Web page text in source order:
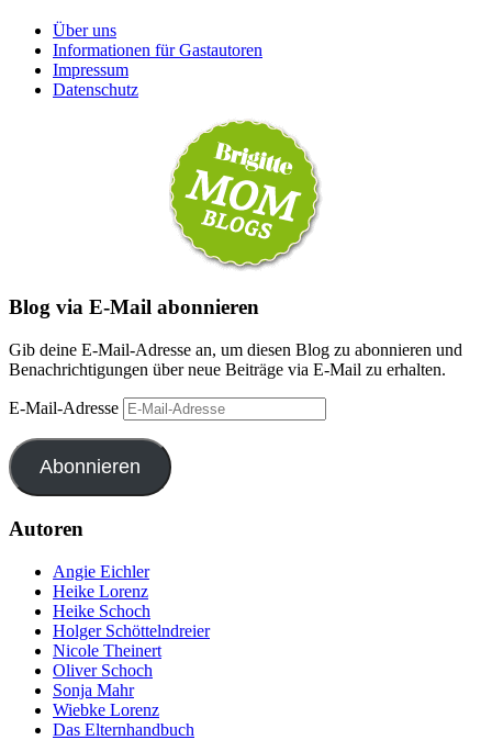
Über uns
Informationen für Gastautoren
Impressum
Datenschutz
Blog via E-Mail abonnieren
Gib deine E-Mail-Adresse an, um diesen Blog zu abonnieren und
Benachrichtigungen über neue Beiträge via E-Mail zu erhalten.
E-Mail-Adresse
Abonnieren
Autoren
Angie Eichler
Heike Lorenz
Heike Schoch
Holger Schöttelndreier
Nicole Theinert
Oliver Schoch
Sonja Mahr
Wiebke Lorenz
Das Elternhandbuch